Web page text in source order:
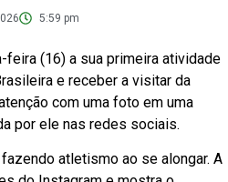
5:59 pm
feira (16) a sua primeira atividade
e receber a visitar da
com uma foto em uma
por ele nas redes sociais.
atletismo ao se alongar. A